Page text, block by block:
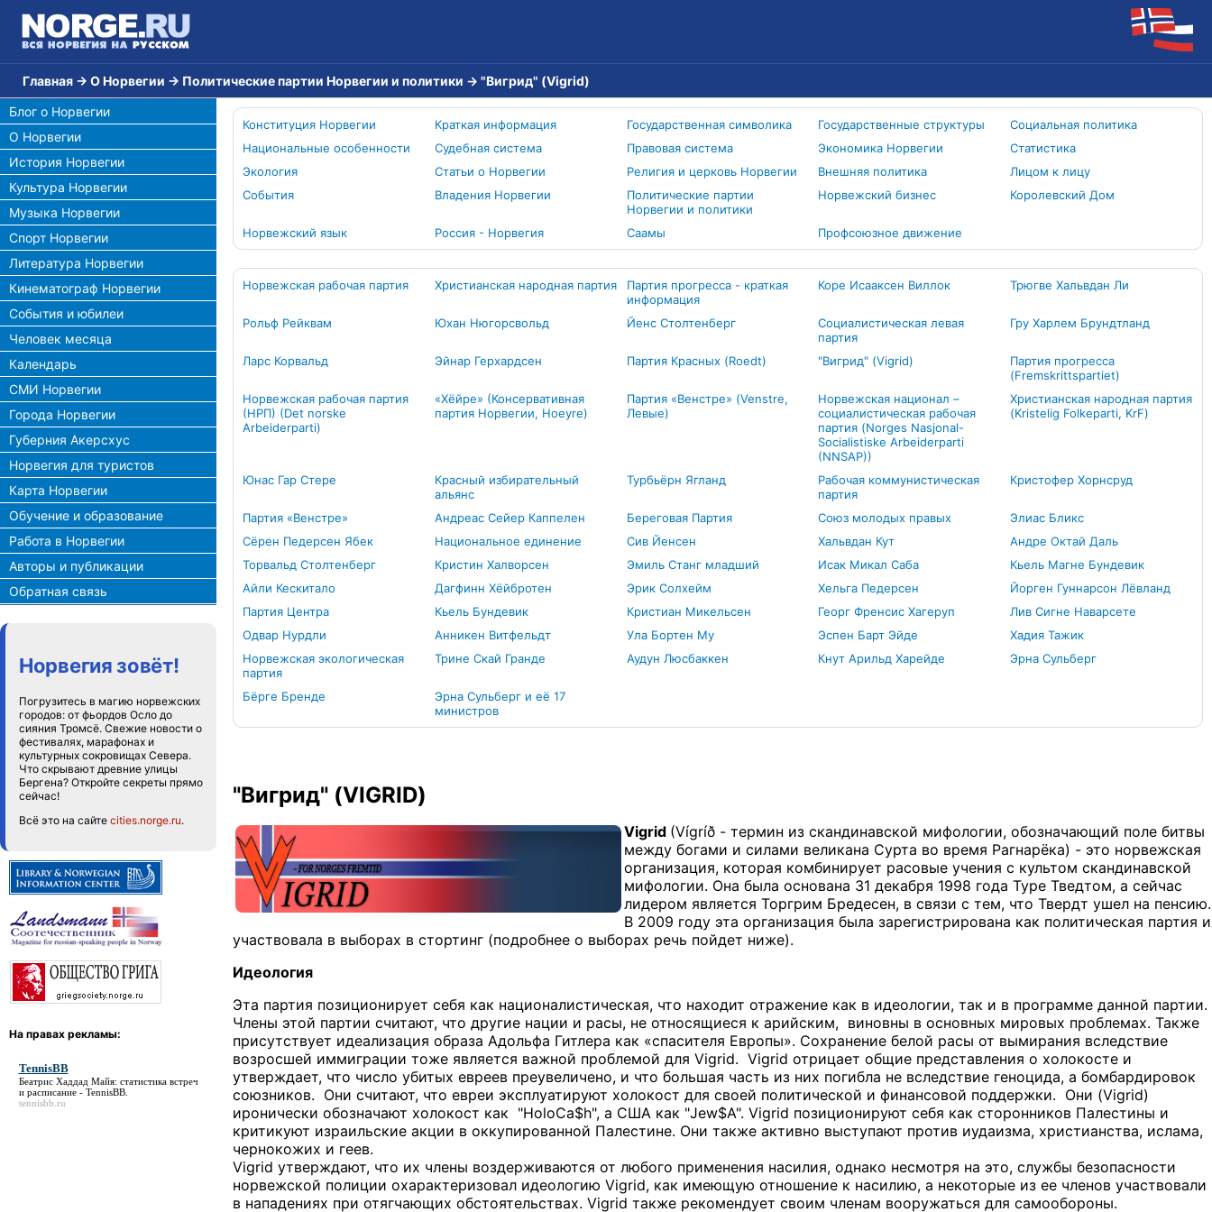
Главная → О Норвегии → Политические партии Норвегии и политики → "Вигрид" (Vigrid)
Блог о Норвегии
О Норвегии
История Норвегии
Культура Норвегии
Музыка Норвегии
Спорт Норвегии
Литература Норвегии
Кинематограф Норвегии
События и юбилеи
Человек месяца
Календарь
СМИ Норвегии
Города Норвегии
Губерния Акерсхус
Норвегия для туристов
Карта Норвегии
Обучение и образование
Работа в Норвегии
Авторы и публикации
Обратная связь
Норвегия зовёт!
Погрузитесь в магию норвежских
городов: от фьордов Осло до
сияния Тромсё. Свежие новости о
фестивалях, марафонах и
культурных сокровищах Севера.
Что скрывают древние улицы
Бергена? Откройте секреты прямо
сейчас!
Всё это на сайте cities.norge.ru.
На правах рекламы:
TennisBB
Беатрис Хаддад Майя: статистика встреч
и расписание - TennisBB.
tennisbb.ru
Конституция Норвегии Краткая информация Государственная символика Государственные структуры
Социальная политика
Национальные особенности
Судебная система Правовая система Экономика Норвегии
Статистика
Экология
Статьи о Норвегии Религия и церковь Норвегии Внешняя политика
Лицом к лицу
События
Владения Норвегии
Политические партии
Норвегии и политики
Норвежский бизнес Королевский Дом
Норвежский язык Россия - Норвегия Cаамы Профсоюзное движение
Норвежская рабочая партия Христианская народная партия
Партия прогресса - краткая
информация
Коре Исааксен Виллок Трюгве Хальвдан Ли
Рольф Рейквам Юхан Нюгорсвольд Йенс Столтенберг
Социалистическая левая
партия
Гру Харлем Брундтланд
Ларс Корвальд Эйнар Герхардсен Партия Красных (Roedt) "Вигрид" (Vigrid)
Партия прогресса
(Fremskrittspartiet)
Норвежская рабочая партия
(НРП) (Det norske
Arbeiderparti)
«Хёйре» (Консервативная
партия Норвегии, Hoeyre)
Партия «Венстре» (Venstre,
Левые)
Норвежская национал –
социалистическая рабочая
партия (Norges Nasjonal-
Socialistiske Arbeiderparti
(NNSAP))
Христианская народная партия
(Kristelig Folkeparti, KrF)
Юнас Гар Стере
Красный избирательный
альянс
Турбьёрн Ягланд
Рабочая коммунистическая
партия
Кристофер Хорнсруд
Партия «Венстре» Андреас Сейер Каппелен Береговая Партия Союз молодых правых
Элиас Бликс
Сёрен Педерсен Ябек
Национальное единение Сив Йенсен Хальвдан Кут
Андре Октай Даль
Торвальд Столтенберг
Кристин Халворсен Эмиль Станг младший Исак Микал Саба
Кьель Магне Бундевик
Айли Кескитало
Дагфинн Хёйбротен Эрик Солхейм Хельга Педерсен
Йорген Гуннарсон Лёвланд
Партия Центра
Кьель Бундевик Кристиан Микельсен Георг Френсис Хагеруп
Лив Сигне Наварсете
Одвар Нурдли
Анникен Витфельдт Ула Бортен Му Эспен Барт Эйде
Хадия Тажик
Норвежская экологическая
партия
Трине Скай Гранде Аудун Люсбаккен Кнут Арильд Харейде Эрна Сульберг
Бёрге Бренде
Эрна Сульберг и её 17
министров
"Вигрид" (VIGRID)
Vigrid (Vígríð - термин из скандинавской мифологии, обозначающий поле битвы
между богами и силами великана Сурта во время Рагнарёка) - это норвежская
организация, которая комбинирует расовые учения с культом скандинавской
мифологии. Она была основана 31 декабря 1998 года Туре Тведтом, а сейчас
лидером является Торгрим Бредесен, в связи с тем, что Твердт ушел на пенсию.
В 2009 году эта организация была зарегистрирована как политическая партия и
участвовала в выборах в стортинг (подробнее о выборах речь пойдет ниже).
Идеология
Эта партия позиционирует себя как националистическая, что находит отражение как в идеологии, так и в программе данной партии.
Члены этой партии считают, что другие нации и расы, не относящиеся к арийским, виновны в основных мировых проблемах. Также
присутствует идеализация образа Адольфа Гитлера как «спасителя Европы». Сохранение белой расы от вымирания вследствие
возросшей иммиграции тоже является важной проблемой для Vigrid. Vigrid отрицает общие представления о холокосте и
утверждает, что число убитых евреев преувеличено, и что большая часть из них погибла не вследствие геноцида, а бомбардировок
союзников. Они считают, что евреи эксплуатируют холокост для своей политической и финансовой поддержки. Они (Vigrid)
иронически обозначают холокост как "HoloCa$h", а США как "Jew$A". Vigrid позиционируют себя как сторонников Палестины и
критикуют израильские акции в оккупированной Палестине. Они также активно выступают против иудаизма, христианства, ислама,
чернокожих и геев.
Vigrid утверждают, что их члены воздерживаются от любого применения насилия, однако несмотря на это, службы безопасности
норвежской полиции охарактеризовал идеологию Vigrid, как имеющую отношение к насилию, а некоторые из ее членов участвовали
в нападениях при отягчающих обстоятельствах. Vigrid также рекомендует своим членам вооружаться для самообороны.